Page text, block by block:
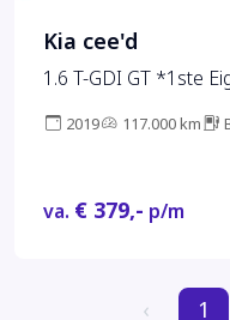
Kia cee'd
1.6 T-GDI GT *1ste
2019 117.000 km
va. € 379,- p/m
‹ 1